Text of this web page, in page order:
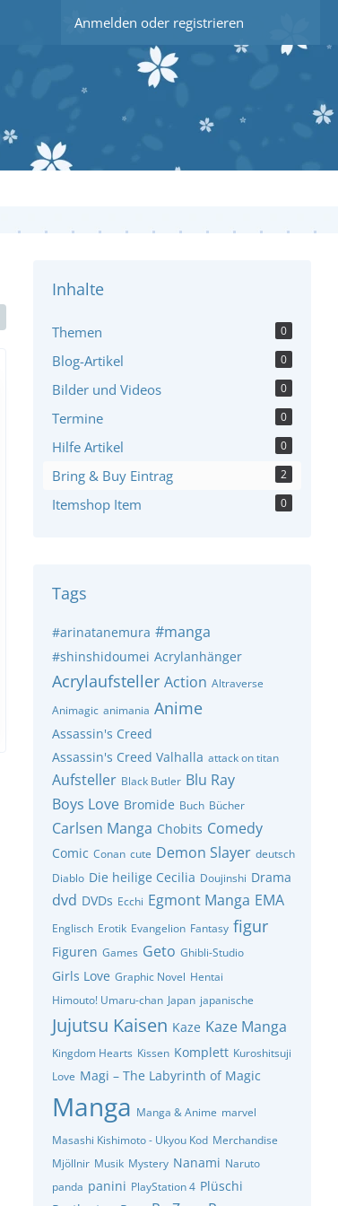
Anmelden oder registrieren
Inhalte
Themen 0
Blog-Artikel 0
Bilder und Videos 0
Termine 0
Hilfe Artikel 0
Bring & Buy Eintrag 2
Itemshop Item 0
Tags
#arinatanemura #manga
#shinshidoumei Acrylanhänger
Acrylaufsteller Action Altraverse
Animagic animania Anime
Assassin's Creed
Assassin's Creed Valhalla attack on titan
Aufsteller Black Butler Blu Ray
Boys Love Bromide Buch Bücher
Carlsen Manga Chobits Comedy
Comic Conan cute Demon Slayer deutsch
Diablo Die heilige Cecilia Doujinshi Drama
dvd DVDs Ecchi Egmont Manga EMA
Englisch Erotik Evangelion Fantasy figur
Figuren Games Geto Ghibli-Studio
Girls Love Graphic Novel Hentai
Himouto! Umaru-chan Japan japanische
Jujutsu Kaisen Kaze Kaze Manga
Kingdom Hearts Kissen Komplett Kuroshitsuji
Love Magi – The Labyrinth of Magic
Manga Manga & Anime marvel
Masashi Kishimoto - Ukyou Kod Merchandise
Mjöllnir Musik Mystery Nanami Naruto
panda panini PlayStation 4 Plüschi